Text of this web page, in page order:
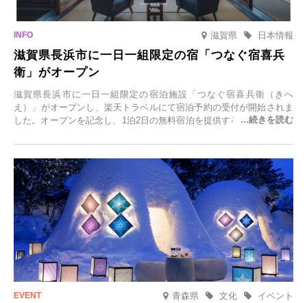
滋賀県 日本情報
滋賀県長浜市に一日一組限定の宿「つなぐ宿喜兵
衛」がオープン
滋賀県長浜市に一日一組限定の宿泊施設「つなぐ宿喜兵衛（きへ
え）」がオープンし、楽天トラベルにて宿泊予約の受付が開始されま
した。オープンを記念し、1泊2日の無料宿泊を提供するキャンペーン
一組限定の宿だからこそ叶う、大切な人との特別な時間を体験いただ
けます。
青森県 イベント
文化